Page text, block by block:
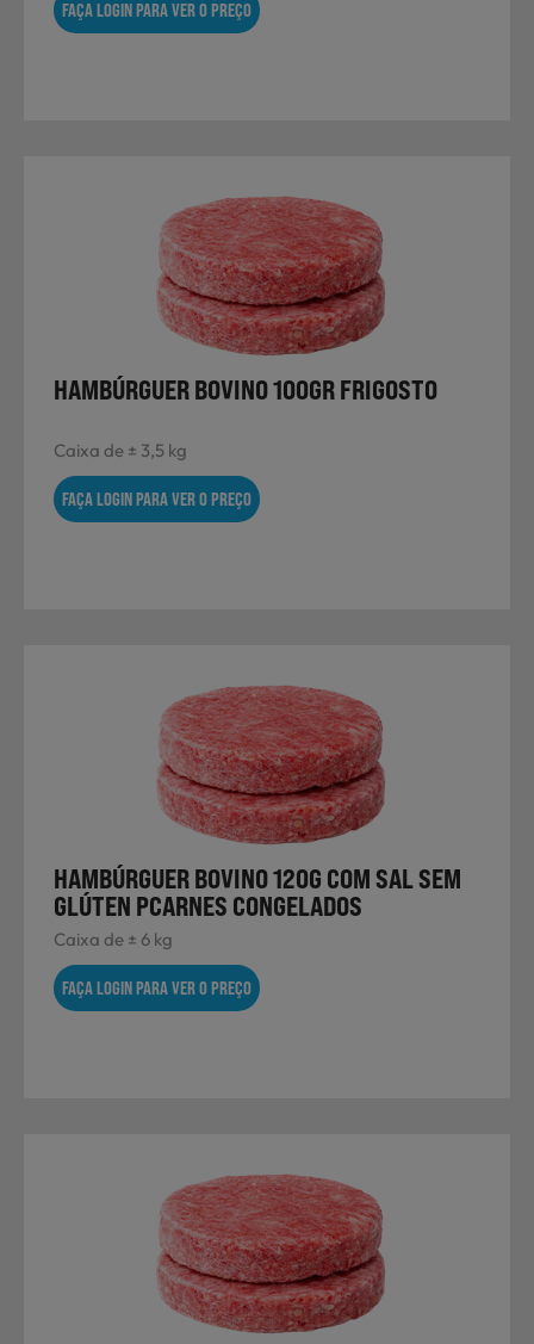
FAÇA LOGIN PARA VER O PREÇO
HAMBÚRGUER BOVINO 100GR FRIGOSTO
Caixa de ± 3,5 kg
FAÇA LOGIN PARA VER O PREÇO
HAMBÚRGUER BOVINO 120G COM SAL SEM
GLÚTEN PCARNES CONGELADOS
Caixa de ± 6 kg
FAÇA LOGIN PARA VER O PREÇO